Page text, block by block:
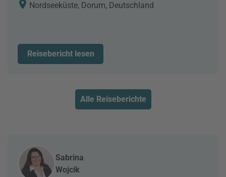
Nordseeküste, Dorum, Deutschland
Reisebericht lesen
Alle Reiseberichte
Sabrina
Wojcik